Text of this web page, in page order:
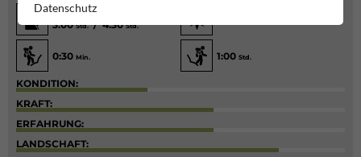
330 / 370
3:00Std./ 4:30Std.
0:30 Min. 1:00 Std.
KONDITION:
KRAFT:
ERFAHRUNG:
LANDSCHAFT:
Datenschutz